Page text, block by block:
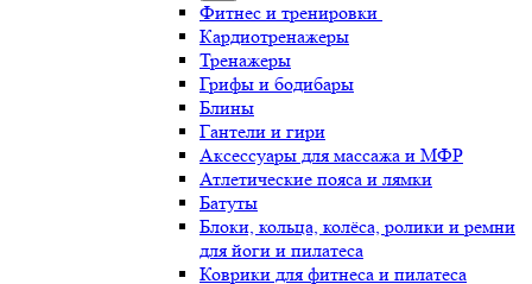
Фитнес и тренировки
Кардиотренажеры
Тренажеры
Грифы и бодибары
Блины
Гантели и гири
Аксессуары для массажа и МФР
Атлетические пояса и лямки
Батуты
Блоки, кольца, колёса, ролики и ремни
для йоги и пилатеса
Коврики для фитнеса и пилатеса